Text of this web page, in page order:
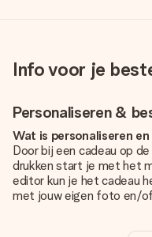
Info voor je
Personaliseren &
Wat is personaliseren
Door bij een cadeau op de
drukken start je met het
editor kun je het cadeau
met jouw eigen foto en/